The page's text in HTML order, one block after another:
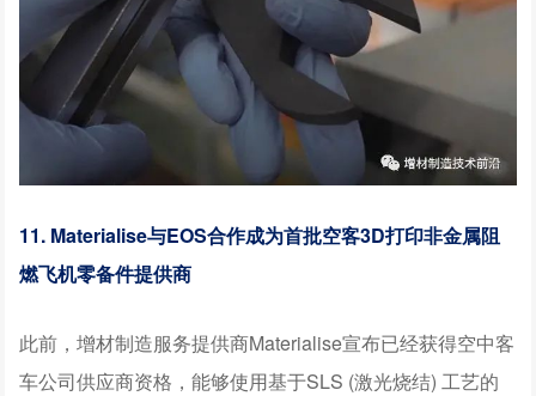
11. Materialise与EOS合作成为首批空客3D打印非金属阻
燃飞机零备件提供商
此前，增材制造服务提供商Materialise宣布已经获得空中客
车公司供应商资格，能够使用基于SLS (激光烧结) 工艺的